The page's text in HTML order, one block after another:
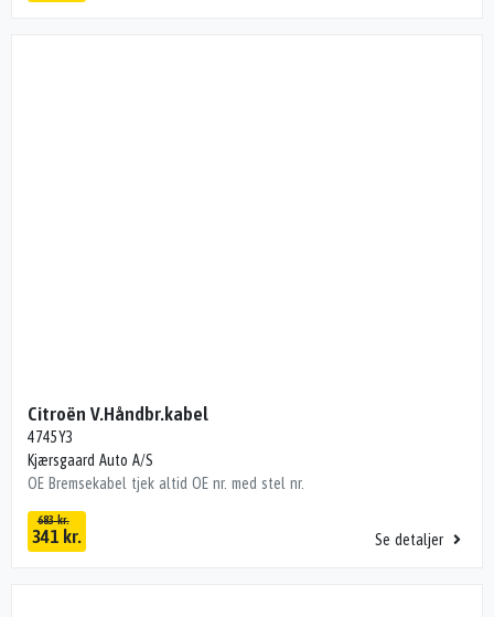
Citroën V.Håndbr.kabel
4745Y3
Kjærsgaard Auto A/S
OE Bremsekabel tjek altid OE nr. med stel nr.
683 kr.
341 kr. Se detaljer